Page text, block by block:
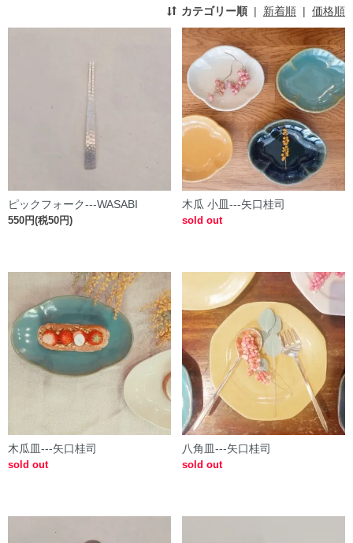
カテゴリー順 | 新着順 | 価格順
ピックフォーク---WASABI
550円(税50円)
木瓜 小皿---矢口桂司
sold out
木瓜皿---矢口桂司
sold out
八角皿---矢口桂司
sold out